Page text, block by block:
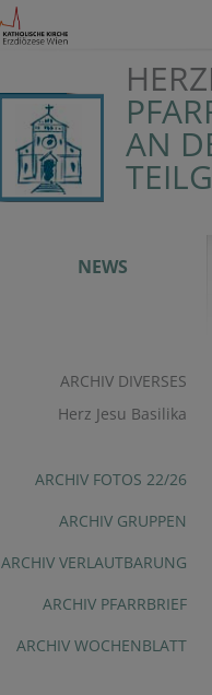
AN
NEWS
ARCHIV DIVERSES
Herz Jesu Basilika
ARCHIV FOTOS 22/26
ARCHIV GRUPPEN
ARCHIV VERLAUTBARUNG
ARCHIV PFARRBRIEF
ARCHIV WOCHENBLATT